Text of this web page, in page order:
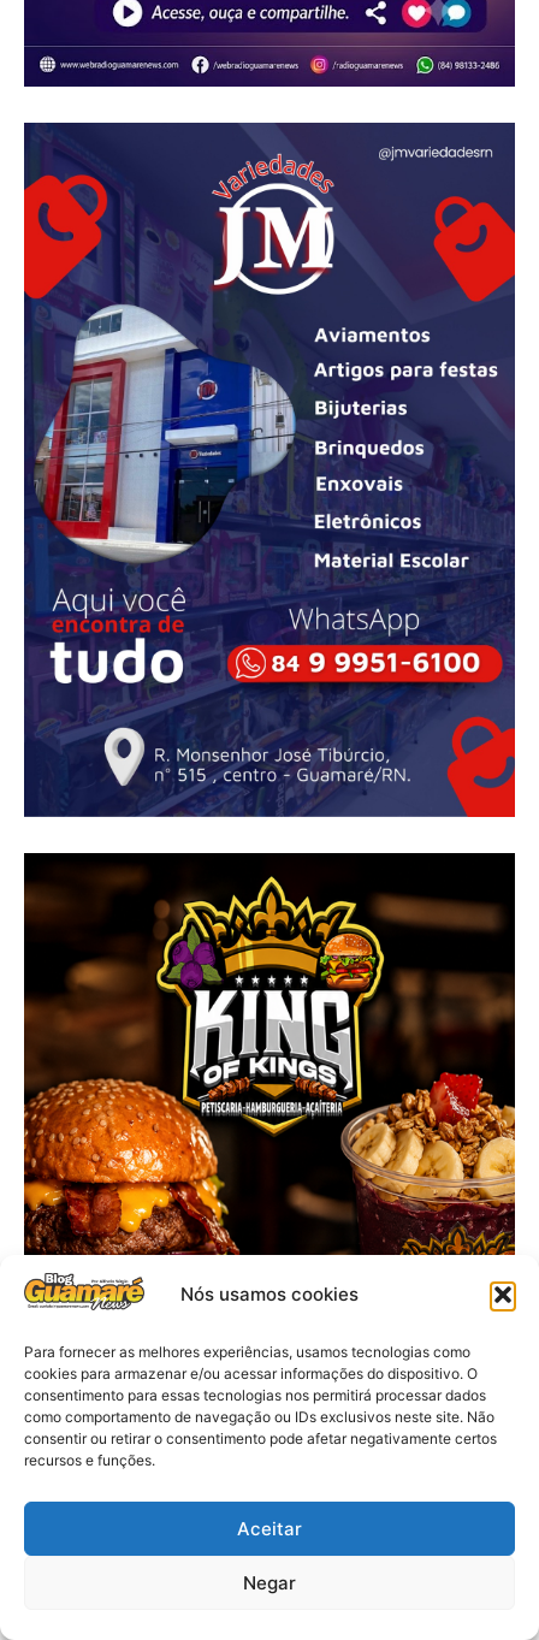
Nós usamos cookies
Para fornecer as melhores experiências, usamos tecnologias como
cookies para armazenar e/ou acessar informações do dispositivo. O
consentimento para essas tecnologias nos permitirá processar dados
como comportamento de navegação ou IDs exclusivos neste site. Não
consentir ou retirar o consentimento pode afetar negativamente certos
recursos e funções.
Aceitar
Negar